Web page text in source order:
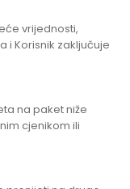
vrijednosti,
i Korisnik zaključuje
na paket niže
cjenikom ili